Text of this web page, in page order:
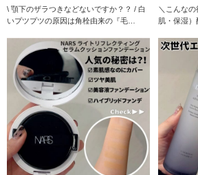
\ 顎下のザラつきなどないですか？？ / 白
いプツプツの原因は角栓由来の『毛
＼こんな
肌・保湿）